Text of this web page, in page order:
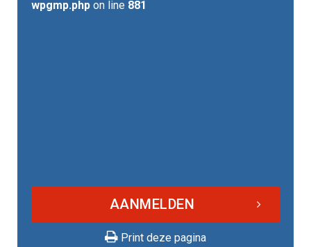
wpgmp.php on line 881
AANMELDEN
Print deze pagina